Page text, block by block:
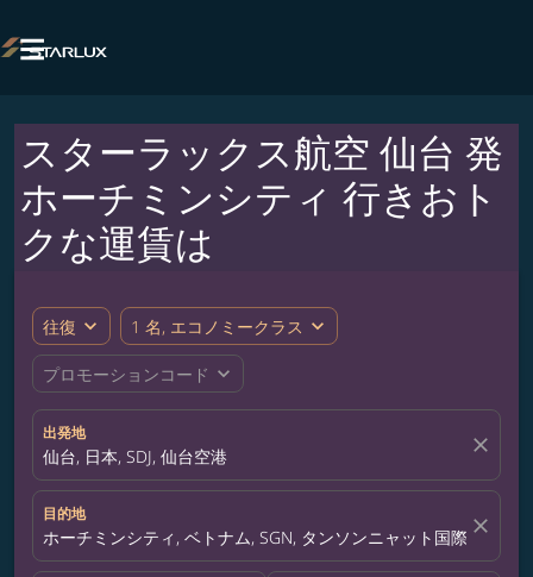

スターラックス航空 仙台 発
ホーチミンシティ 行きおト
クな運賃は
往復 expand_more 1 名, エコノミークラス expand_more
プロモーションコード expand_more
出発地
仙台, 日本, SDJ, 仙台空港 close
目的地
ホーチミンシティ, ベトナム, SGN, タンソンニャット国際空港
close